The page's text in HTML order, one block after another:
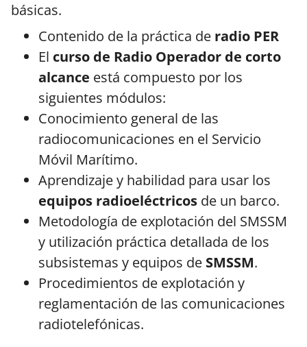
básicas.
Contenido de la práctica de radio PER
El curso de Radio Operador de corto
alcance está compuesto por los
siguientes módulos:
Conocimiento general de las
radiocomunicaciones en el Servicio
Móvil Marítimo.
Aprendizaje y habilidad para usar los
equipos radioeléctricos de un barco.
Metodología de explotación del SMSSM
y utilización práctica detallada de los
subsistemas y equipos de SMSSM.
Procedimientos de explotación y
reglamentación de las comunicaciones
radiotelefónicas.